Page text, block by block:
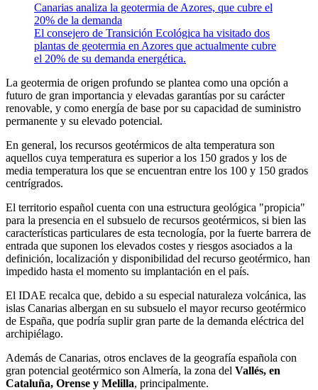
Canarias analiza la geotermia de Azores, que cubre el
20% de la demanda
El consejero de Transición Ecológica ha visitado dos
plantas de geotermia en Azores que actualmente cubre
el 20% de su demanda energética.
La geotermia de origen profundo se plantea como una opción a
futuro de gran importancia y elevadas garantías por su carácter
renovable, y como energía de base por su capacidad de suministro
permanente y su elevado potencial.
En general, los recursos geotérmicos de alta temperatura son
aquellos cuya temperatura es superior a los 150 grados y los de
media temperatura los que se encuentran entre los 100 y 150 grados
centrígrados.
El territorio español cuenta con una estructura geológica "propicia"
para la presencia en el subsuelo de recursos geotérmicos, si bien las
características particulares de esta tecnología, por la fuerte barrera de
entrada que suponen los elevados costes y riesgos asociados a la
definición, localización y disponibilidad del recurso geotérmico, han
impedido hasta el momento su implantación en el país.
El IDAE recalca que, debido a su especial naturaleza volcánica, las
islas Canarias albergan en su subsuelo el mayor recurso geotérmico
de España, que podría suplir gran parte de la demanda eléctrica del
archipiélago.
Además de Canarias, otros enclaves de la geografía española con
gran potencial geotérmico son Almería, la zona del Vallés, en
Cataluña, Orense y Melilla, principalmente.